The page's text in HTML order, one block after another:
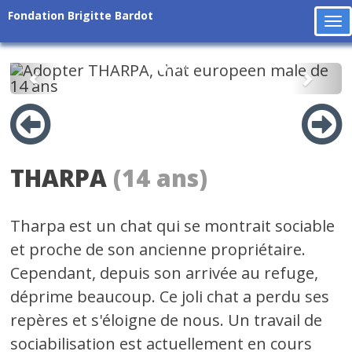
Fondation Brigitte Bardot
Précédent
THARPA (14 ans)
Tharpa est un chat qui se montrait sociable
et proche de son ancienne propriétaire.
Cependant, depuis son arrivée au refuge,
déprime beaucoup. Ce joli chat a perdu ses
repères et s'éloigne de nous. Un travail de
sociabilisation est actuellement en cours